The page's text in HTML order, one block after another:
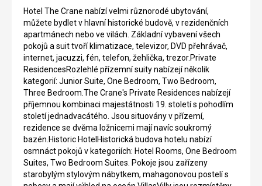
Hotel The Crane nabízí velmi různorodé ubytování,
můžete bydlet v hlavní historické budově, v rezidenčních
apartmánech nebo ve vilách. Základní vybavení všech
pokojů a suit tvoří klimatizace, televizor, DVD přehrávač,
internet, jacuzzi, fén, telefon, žehlička, trezor.Private
ResidencesRozlehlé přízemní suity nabízejí několik
kategorií: Junior Suite, One Bedroom, Two Bedroom,
Three Bedroom.The Crane's Private Residences nabízejí
příjemnou kombinaci majestátnosti 19. století s pohodlím
století jednadvacátého. Jsou situovány v přízemí,
rezidence se dvěma ložnicemi mají navíc soukromý
bazén.Historic HotelHistorická budova hotelu nabízí
osmnáct pokojů v kategoriích: Hotel Rooms, One Bedroom
Suites, Two Bedroom Suites. Pokoje jsou zařízeny
starobylým stylovým nábytkem, mahagonovou postelí s